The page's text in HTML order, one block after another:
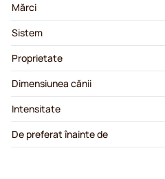
Mărci
Sistem
Proprietate
Dimensiunea cănii
Intensitate
De preferat înainte de